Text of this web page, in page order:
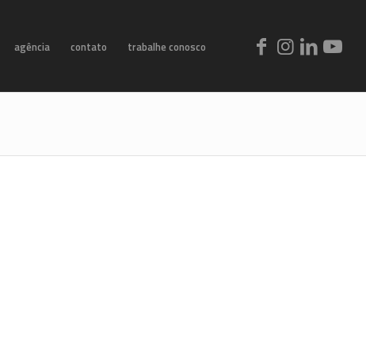
agência contato trabalhe conosco